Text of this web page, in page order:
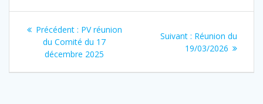
Navigation
l’article
Précédent : Article
précédent
:
PV réunion
du Comité du 17
décembre 2025
Suivant : Article
suivant
Réunion du
19/03/2026